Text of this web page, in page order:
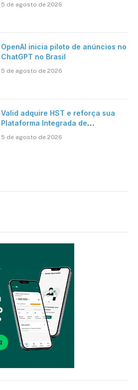
brasileiro
5 de agosto de 2026
OpenAI inicia piloto de anúncios no
ChatGPT no Brasil
5 de agosto de 2026
Valid adquire HST e reforça sua
Plataforma Integrada de
5 de agosto de 2026